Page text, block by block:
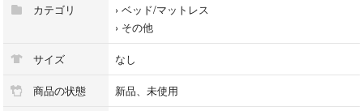
カテゴリ
› ベッド/マットレス
› その他
サイズ なし
商品の状態 新品、未使用